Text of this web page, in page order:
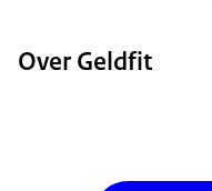
Over Geldfit